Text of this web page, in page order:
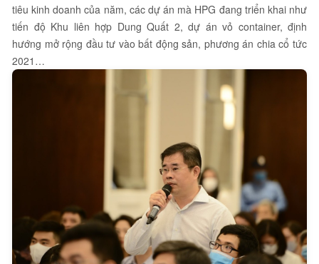
tiêu kinh doanh của năm, các dự án mà HPG đang triển khai như
tiến độ Khu liên hợp Dung Quất 2, dự án vỏ container, định
hướng mở rộng đầu tư vào bất động sản, phương án chia cổ tức
2021…